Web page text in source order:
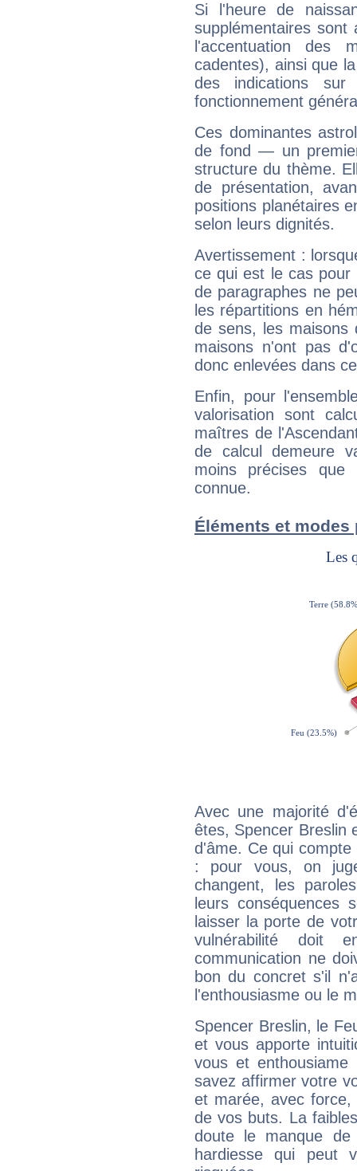
Si l'heure de
supplémentaires sont
l'accentuation des
cadentes), ainsi que
des indications sur
fonctionnement
Ces dominantes
de fond — un
structure du thème.
de présentation,
positions planétaires
selon leurs dignités.
Avertissement :
ce qui est le cas pour
de paragraphes ne
les répartitions en
de sens, les maisons
maisons n'ont pas
donc enlevées dans
Enfin, pour
valorisation sont
maîtres de
de calcul demeure
moins précises que
connue.
Éléments et
Avec une majorité
êtes, Spencer Breslin
d'âme. Ce qui
: pour vous, on
changent, les
leurs conséquences
laisser la porte de
vulnérabilité doit
communication ne
bon du concret s'il
l'enthousiasme ou le
Spencer Breslin, le
et vous apporte
vous et
savez affirmer votre
et marée, avec
de vos buts. La
doute le manque
hardiesse qui peut